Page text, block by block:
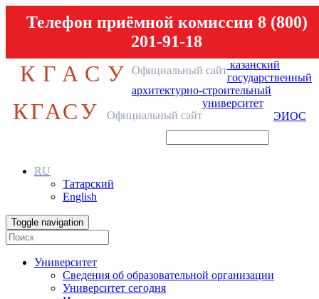
Телефон приёмной комиссии 8 (800)
201-91-18
КГАСУ Официальный сайт казанский
государственный
архитектурно-строительный
университет
КГАСУ Официальный сайт ЭИОС
RU
Татарский
English
Toggle navigation
Университет
Сведения об образовательной организации
Университет сегодня